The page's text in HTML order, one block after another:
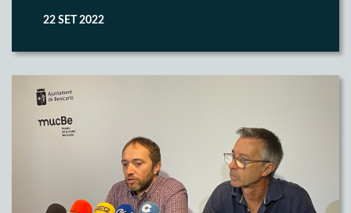
22 SET 2022